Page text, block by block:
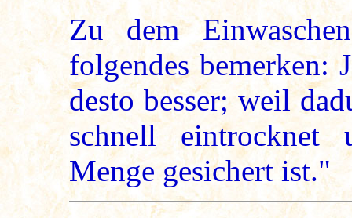
Zu dem
folgendes bemerken:
desto besser; weil
schnell
Menge gesichert ist."